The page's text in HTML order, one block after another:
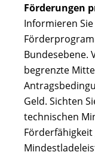
Förderungen
Informieren
Bundesebene.
begrenzte
Geld. Sichten
technischen
Förderfähigkeit